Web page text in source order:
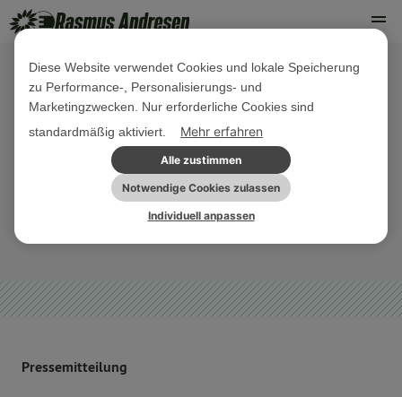
08. FEBRUAR 2024
Stabilitäts- und Wachstumspakt:
Mitgliedstaaten müssen sich
bewegen!
Pressemitteilung
Diese Website verwendet Cookies und lokale Speicherung
zu Performance-, Personalisierungs- und
Marketingzwecken. Nur erforderliche Cookies sind
standardmäßig aktiviert.
Mehr erfahren
Alle zustimmen
Notwendige Cookies zulassen
Individuell anpassen